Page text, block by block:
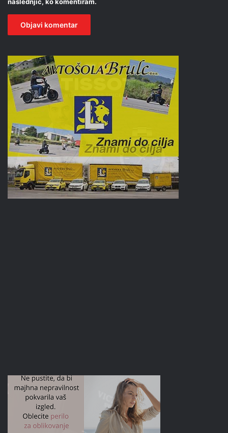
naslednjič, ko komentiram.